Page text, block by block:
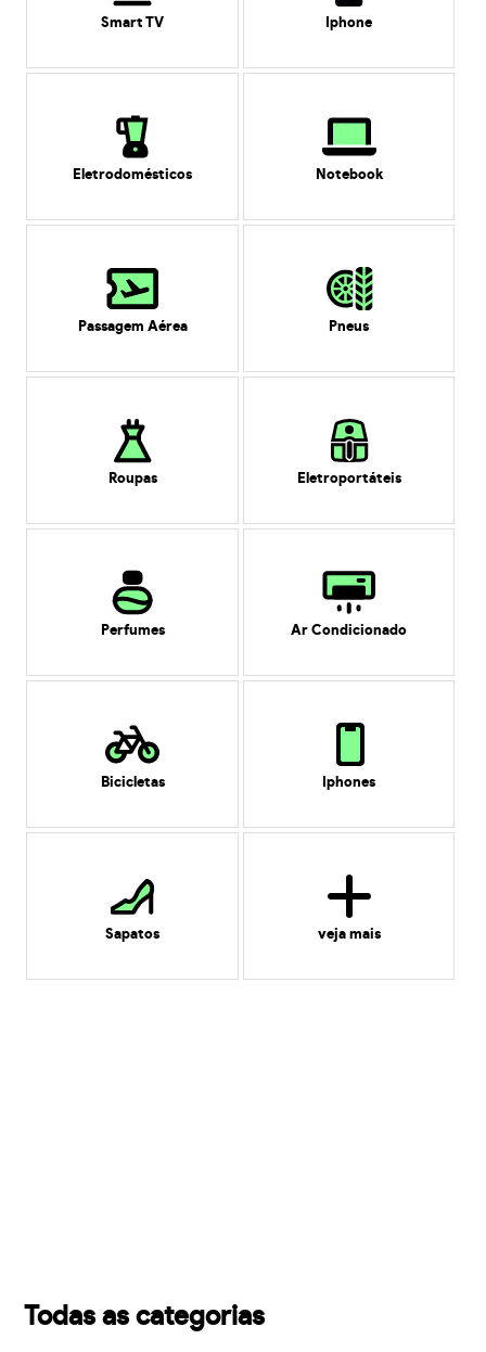
Smart TV Iphone
Eletrodomésticos Notebook
Passagem Aérea Pneus
Roupas Eletroportáteis
Perfumes Ar Condicionado
Bicicletas Iphones
Sapatos veja mais
Todas as categorias